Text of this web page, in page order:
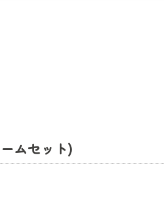
ムセット)